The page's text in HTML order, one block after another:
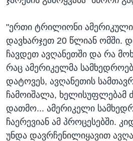
"ერთი ტრილიონი
დავხარჯეთ 20 წლიან ომში.
ჩავდეთ ავღანეთში და რა
რაც ამერიკელმა
დატოვეს, ავღანეთის
ჩამოიშალა, ხელისუფლებამ
დათმო... ამერიკელი
ჩაერევიან ამ პროცესებში.
უნდა დავრჩენილიყავით